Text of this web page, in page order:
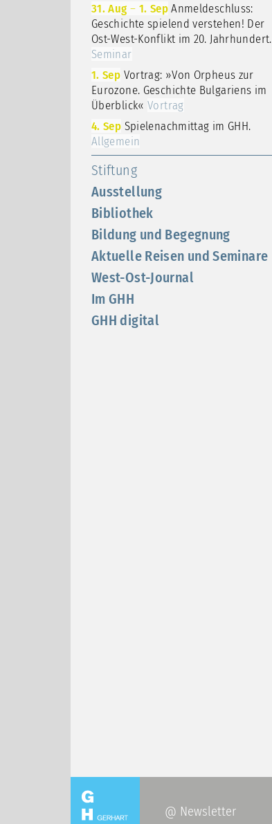
Stiftung
Ausstellung
Bibliothek
Bildung und Begegnung
Aktuelle Reisen und Seminare
West-Ost-Journal
Im GHH
GHH digital
31. Aug – 1. SepAnmeldeschluss:
Geschichte spielend verstehen! Der
Ost-West-Konflikt im 20. Jahrhundert.
Seminar
1. Sep Vortrag: »Von Orpheus zur
Eurozone. Geschichte Bulgariens im
Überblick«Vortrag
4. Sep Spielenachmittag im GHH.
Allgemein
@ Newsletter